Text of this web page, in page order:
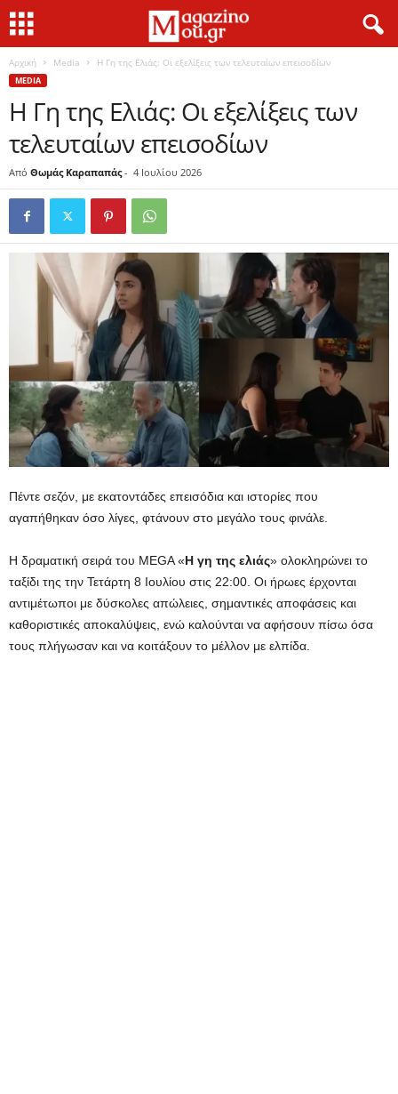
Αρχική Media Η Γη της Ελιάς: Οι εξελίξεις των τελευταίων επεισοδίων
MEDIA
Η Γη της Ελιάς: Οι εξελίξεις των
τελευταίων επεισοδίων
Από Θωμάς Καραπαπάς- 4 Ιουλίου 2026
Πέντε σεζόν, με εκατοντάδες επεισόδια και ιστορίες που
αγαπήθηκαν όσο λίγες, φτάνουν στο μεγάλο τους φινάλε.
Η δραματική σειρά του MEGA «Η γη της ελιάς» ολοκληρώνει το
ταξίδι της την Τετάρτη 8 Ιουλίου στις 22:00. Οι ήρωες έρχονται
αντιμέτωποι με δύσκολες απώλειες, σημαντικές αποφάσεις και
καθοριστικές αποκαλύψεις, ενώ καλούνται να αφήσουν πίσω όσα
τους πλήγωσαν και να κοιτάξουν το μέλλον με ελπίδα.